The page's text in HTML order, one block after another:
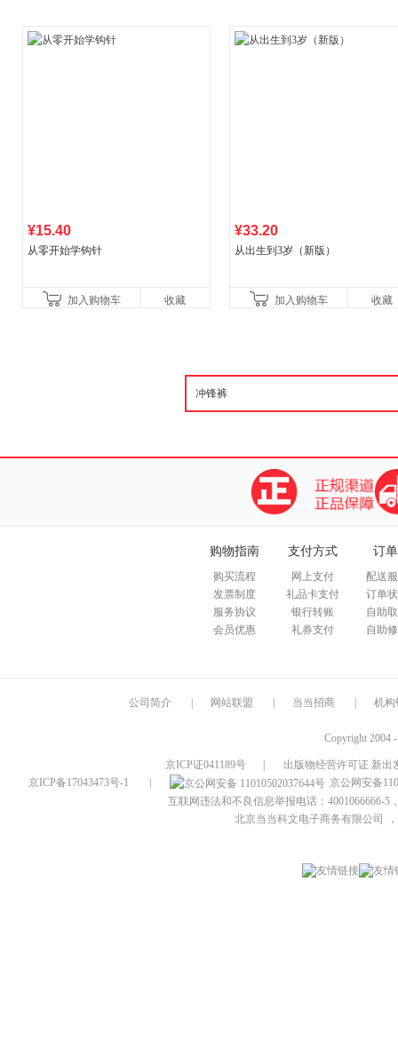
¥15.40
从零开始学钩针
加入购物车 收藏
¥33.20
从出生到3岁（新版）
加入购物车 收藏
购物指南
购买流程
发票制度
服务协议
会员优惠
支付方式
网上支付
礼品卡支付
银行转账
礼券支付
订
配送
订单
自助
自助
公司简介 网站联盟 当当招商 机构
Copyright 2004
京ICP证041189号
出版物经营许可证 新出
京ICP备17043473号-1
京公网安备
互联网违法和不良信息举报电话：4001066666-5
北京当当科文电子商务有限公司